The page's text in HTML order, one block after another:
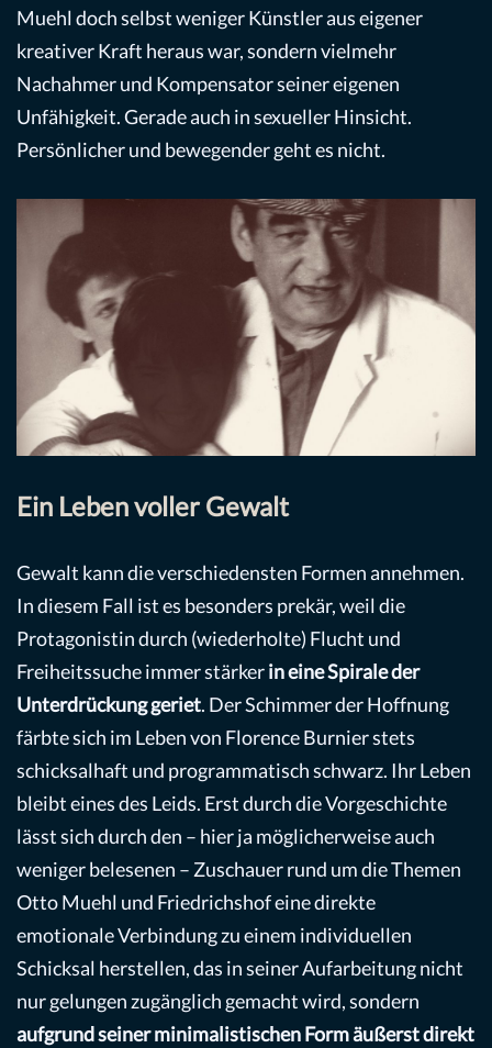
Muehl doch selbst weniger Künstler aus eigener
kreativer Kraft heraus war, sondern vielmehr
Nachahmer und Kompensator seiner eigenen
Unfähigkeit. Gerade auch in sexueller Hinsicht.
Persönlicher und bewegender geht es nicht.
Ein Leben voller Gewalt
Gewalt kann die verschiedensten Formen annehmen.
In diesem Fall ist es besonders prekär, weil die
Protagonistin durch (wiederholte) Flucht und
Freiheitssuche immer stärkerin eine Spirale der
Unterdrückung geriet. Der Schimmer der Hoffnung
färbte sich im Leben von Florence Burnier stets
schicksalhaft und programmatisch schwarz. Ihr Leben
bleibt eines des Leids. Erst durch die Vorgeschichte
lässt sich durch den – hier ja möglicherweise auch
weniger belesenen – Zuschauer rund um die Themen
Otto Muehl und Friedrichshof eine direkte
emotionale Verbindung zu einem individuellen
Schicksal herstellen, das in seiner Aufarbeitung nicht
nur gelungen zugänglich gemacht wird, sondern
aufgrund seiner minimalistischen Form äußerst direkt